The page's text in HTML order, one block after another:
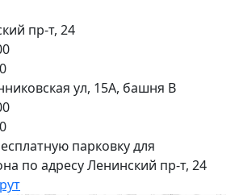
пр-т, 24
ул, 15А, башня В
парковку для
по адресу Ленинский пр-т, 24